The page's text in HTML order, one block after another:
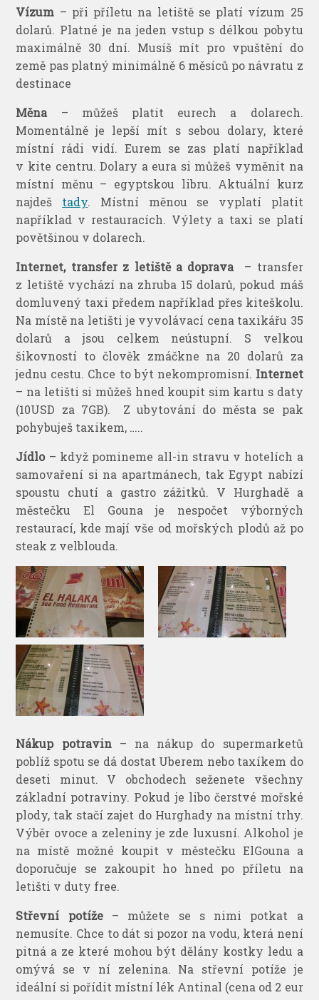
Vízum – při příletu na letiště se platí vízum 25
dolarů. Platné je na jeden vstup s délkou pobytu
maximálně 30 dní. Musíš mít pro vpuštění do
země pas platný minimálně 6 měsíců po návratu z
destinace
Měna – můžeš platit eurech a dolarech.
Momentálně je lepší mít s sebou dolary, které
místní rádi vidí. Eurem se zas platí například
v kite centru. Dolary a eura si můžeš vyměnit na
místní měnu – egyptskou libru. Aktuální kurz
najdeš tady. Místní měnou se vyplatí platit
například v restauracích. Výlety a taxi se platí
povětšinou v dolarech.
Internet, transfer z letiště a doprava – transfer
z letiště vychází na zhruba 15 dolarů, pokud máš
domluvený taxi předem například přes kiteškolu.
Na místě na letišti je vyvolávací cena taxikářu 35
dolarů a jsou celkem neústupní. S velkou
šikovností to člověk zmáčkne na 20 dolarů za
jednu cestu. Chce to být nekompromisní. Internet
– na letišti si můžeš hned koupit sim kartu s daty
(10USD za 7GB). Z ubytování do města se pak
pohybuješ taxikem, …..
Jídlo– když pomineme all-in stravu v hotelích a
samovaření si na apartmánech, tak Egypt nabízí
spoustu chutí a gastro zážitků. V Hurghadě a
městečku El Gouna je nespočet výborných
restaurací, kde mají vše od mořských plodů až po
steak z velblouda.
Nákup potravin– na nákup do supermarketů
poblíž spotu se dá dostat Uberem nebo taxíkem do
deseti minut. V obchodech seženete všechny
základní potraviny. Pokud je libo čerstvé mořské
plody, tak stačí zajet do Hurghady na místní trhy.
Výběr ovoce a zeleniny je zde luxusní. Alkohol je
na místě možné koupit v městečku ElGouna a
doporučuje se zakoupit ho hned po příletu na
letišti v duty free.
Střevní potíže– můžete se s nimi potkat a
nemusíte. Chce to dát si pozor na vodu, která není
pitná a ze které mohou být dělány kostky ledu a
omývá se v ní zelenina. Na střevní potíže je
ideální si pořídit místní lék Antinal (cena od 2 eur